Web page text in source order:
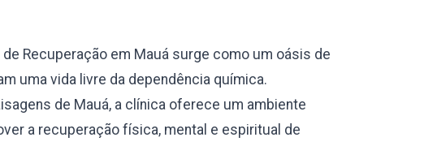
Recuperação em Mauá surge como um oásis de
uma vida livre da dependência química.
de Mauá, a clínica oferece um ambiente
a recuperação física, mental e espiritual de